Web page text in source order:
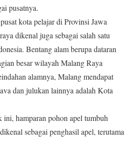
pusatnya.
kota pelajar di Provinsi Jawa
dikenal juga sebagai salah satu
Bentang alam berupa dataran
besar wilayah Malang Raya
alamnya, Malang mendapat
dan julukan lainnya adalah Kota
hamparan pohon apel tumbuh
sebagai penghasil apel, terutama